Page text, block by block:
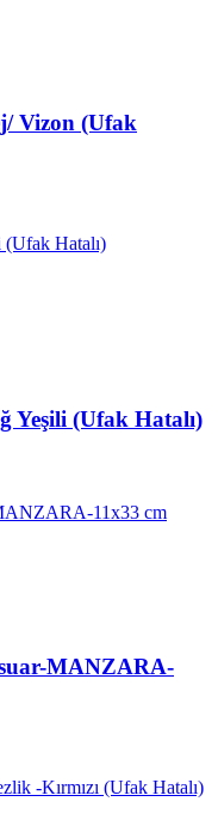
Vizon (Ufak
Yeşili (Ufak Hatalı)
MANZARA-